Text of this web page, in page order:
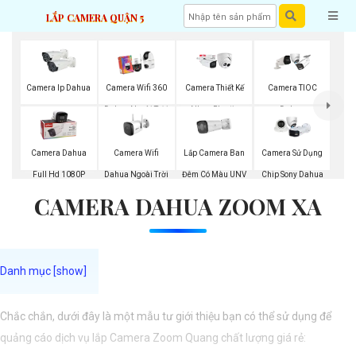
LẮP CAMERA QUẬN 5
Camera Ip Dahua Camera Wifi 360
Dahua Ngoài Trời
Camera Thiết Kế
Nhựa Plastic
Dahua
Camera TIOC
Dahua
Camera Dahua
Full Hd 1080P
Camera Wifi
Dahua Ngoài Trời
Lắp Camera Ban
Đêm Có Màu UNV
Camera Sử Dụng
Chip Sony Dahua
CAMERA DAHUA ZOOM XA
Chắc chắn, dưới đây là một mẫu tư giới thiệu bạn có thể sử dụng để
quảng cáo dịch vụ lắp Camera Zoom Quang chất lượng giá rẻ: